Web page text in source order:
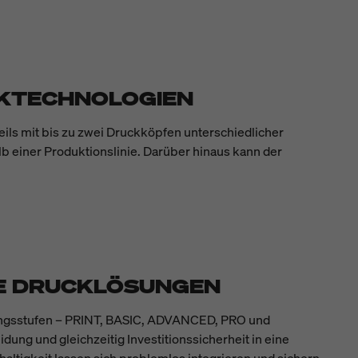
mit bis zu zwei Druckköpfen unterschiedlicher
einer Produktionslinie. Darüber hinaus kann der
DRUCKLÖSUNGEN
– PRINT, BASIC, ADVANCED, PRO und
und gleichzeitig Investitionssicherheit in eine